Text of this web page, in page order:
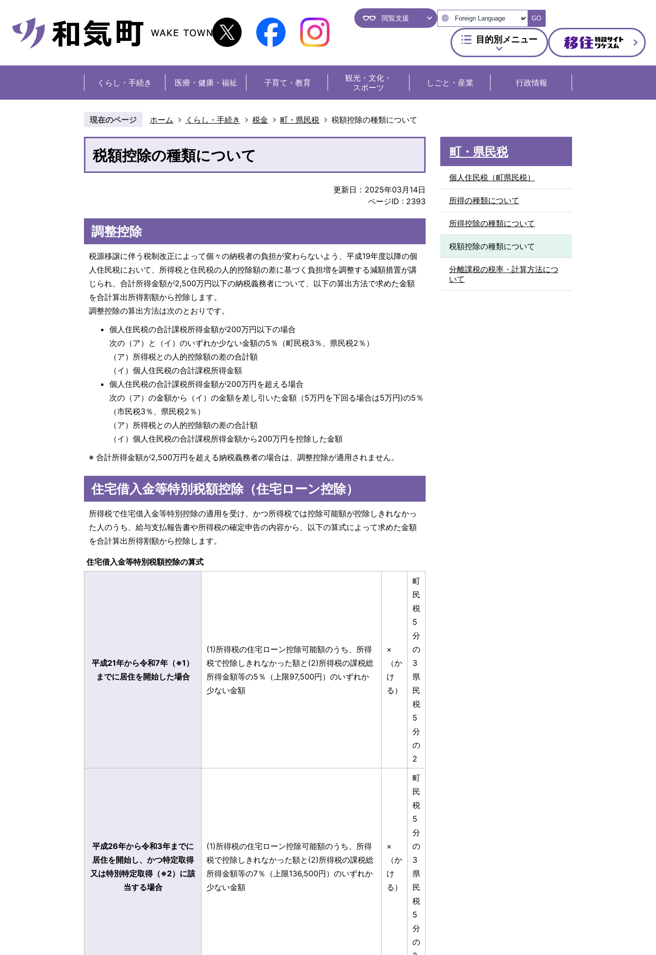
閲覧支援 GO
目的別メニュー
くらし・手続き 医療・健康・福祉 子育て・教育 観光・文化・
スポーツ
しごと・産業 行政情報
現在のページ ホーム くらし・手続き 税金 町・県民税 税額控除の種類について
税額控除の種類について
更新日：2025年03月14日
ページID : 2393
調整控除
税源移譲に伴う税制改正によって個々の納税者の負担が変わらないよう、平成19年度以降の個
人住民税において、所得税と住民税の人的控除額の差に基づく負担増を調整する減額措置が講
じられ、合計所得金額が2,500万円以下の納税義務者について、以下の算出方法で求めた金額
を合計算出所得割額から控除します。
調整控除の算出方法は次のとおりです。
個人住民税の合計課税所得金額が200万円以下の場合
次の（ア）と（イ）のいずれか少ない金額の5％（町民税3％、県民税2％）
（ア）所得税との人的控除額の差の合計額
（イ）個人住民税の合計課税所得金額
個人住民税の合計課税所得金額が200万円を超える場合
次の（ア）の金額から（イ）の金額を差し引いた金額（5万円を下回る場合は5万円)の5％
（市民税3％、県民税2％）
（ア）所得税との人的控除額の差の合計額
（イ）個人住民税の合計課税所得金額から200万円を控除した金額
※ 合計所得金額が2,500万円を超える納税義務者の場合は、調整控除が適用されません。
住宅借入金等特別税額控除（住宅ローン控除）
所得税で住宅借入金等特別控除の適用を受け、かつ所得税では控除可能額が控除しきれなかっ
た人のうち、給与支払報告書や所得税の確定申告の内容から、以下の算式によって求めた金額
を合計算出所得割額から控除します。
住宅借入金等特別税額控除の算式
平成21年から令和7年（※1）
までに居住を開始した場合
(1)所得税の住宅ローン控除可能額のうち、所得
税で控除しきれなかった額と(2)所得税の課税総
所得金額等の5％（上限97,500円）のいずれか
少ない金額
×
（か
け
る）
町
民
税
5
分
の
3
県
民
税
5
分
の
2
平成26年から令和3年までに
居住を開始し、かつ特定取得
又は特別特定取得（※2）に該
当する場合
(1)所得税の住宅ローン控除可能額のうち、所得
税で控除しきれなかった額と(2)所得税の課税総
所得金額等の7％（上限136,500円）のいずれか
少ない金額
×
（か
け
る）
町
民
税
5
分
の
3
県
民
税
5
分
の
町・県民税
個人住民税（町県民税）
所得の種類について
所得控除の種類について
税額控除の種類について
分離課税の税率・計算方法につ
いて